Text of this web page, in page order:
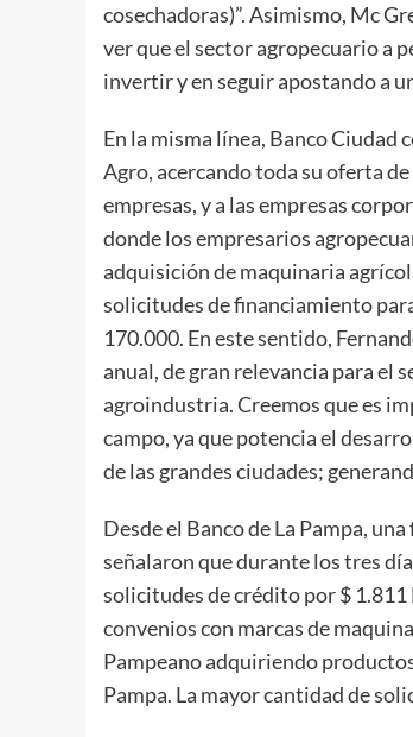
cosechadoras)”. Asimismo, Mc
ver que el sector agropecuario a
invertir y en seguir apostando a
En la misma línea, Banco
Agro, acercando toda su oferta
empresas, y a las empresas
donde los empresarios
adquisición de maquinaria
solicitudes de financiamiento
170.000. En este sentido,
anual, de gran relevancia para el
agroindustria. Creemos que es
campo, ya que potencia el
de las grandes ciudades;
Desde el Banco de La Pampa,
señalaron que durante los tres
solicitudes de crédito por $
convenios con marcas de
Pampeano adquiriendo
Pampa. La mayor cantidad de